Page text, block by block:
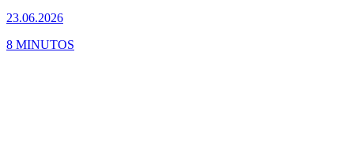
23.06.2026
8 MINUTOS